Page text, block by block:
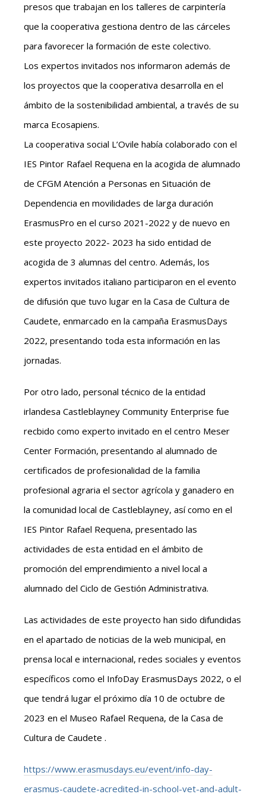
presos que trabajan en los talleres de carpintería
que la cooperativa gestiona dentro de las cárceles
para favorecer la formación de este colectivo.
Los expertos invitados nos informaron además de
los proyectos que la cooperativa desarrolla en el
ámbito de la sostenibilidad ambiental, a través de su
marca Ecosapiens.
La cooperativa social L’Ovile había colaborado con el
IES Pintor Rafael Requena en la acogida de alumnado
de CFGM Atención a Personas en Situación de
Dependencia en movilidades de larga duración
ErasmusPro en el curso 2021-2022 y de nuevo en
este proyecto 2022- 2023 ha sido entidad de
acogida de 3 alumnas del centro. Además, los
expertos invitados italiano participaron en el evento
de difusión que tuvo lugar en la Casa de Cultura de
Caudete, enmarcado en la campaña ErasmusDays
2022, presentando toda esta información en las
jornadas.
Por otro lado, personal técnico de la entidad
irlandesa Castleblayney Community Enterprise fue
recbido como experto invitado en el centro Meser
Center Formación, presentando al alumnado de
certificados de profesionalidad de la familia
profesional agraria el sector agrícola y ganadero en
la comunidad local de Castleblayney, así como en el
IES Pintor Rafael Requena, presentado las
actividades de esta entidad en el ámbito de
promoción del emprendimiento a nivel local a
alumnado del Ciclo de Gestión Administrativa.
Las actividades de este proyecto han sido difundidas
en el apartado de noticias de la web municipal, en
prensa local e internacional, redes sociales y eventos
específicos como el InfoDay ErasmusDays 2022, o el
que tendrá lugar el próximo día 10 de octubre de
2023 en el Museo Rafael Requena, de la Casa de
Cultura de Caudete .
https://www.erasmusdays.eu/event/info-day-
erasmus-caudete-acredited-in-school-vet-and-adult-